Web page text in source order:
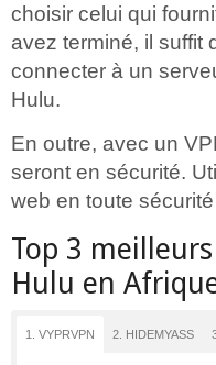
choisir celui qui
avez terminé, il suffit
connecter à un
Hulu.
En outre, avec un
seront en sécurité.
web en toute
Top 3
Hulu en
1. VYPRVPN 2. HIDEMYASS